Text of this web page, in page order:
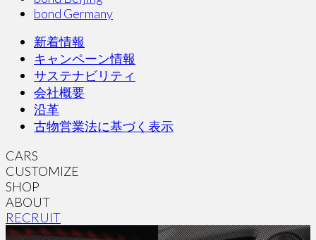
bond Germany
新着情報
キャンペーン情報
サステナビリティ
会社概要
沿革
古物営業法に基づく表示
CARS
CUSTOMIZE
SHOP
ABOUT
RECRUIT